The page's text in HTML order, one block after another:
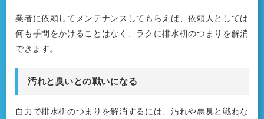
業者に依頼してメンテナンスしてもらえば、依頼人としては
何も手間をかけることはなく、ラクに排水枡のつまりを解消
できます。
汚れと臭いとの戦いになる
自力で排水枡のつまりを解消するには、汚れや悪臭と戦わな